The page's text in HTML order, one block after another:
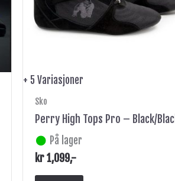
+ 5 Variasjoner
Sko
Perry High Tops Pro – Black/
På lager
kr1,099,-
kan
velges
på